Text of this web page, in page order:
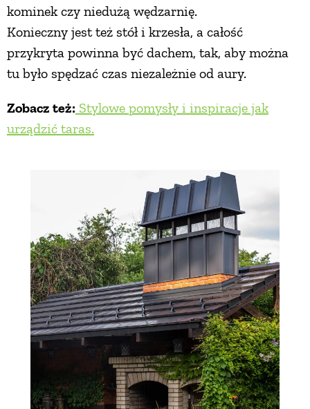
kominek czy niedużą wędzarnię.
Konieczny jest też stół i krzesła, a całość
przykryta powinna być dachem, tak, aby można
tu było spędzać czas niezależnie od aury.
Zobacz też: Stylowe pomysły i inspiracje jak
urządzić taras.